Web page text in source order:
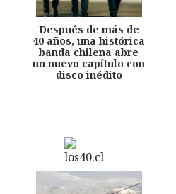
Después de más de
40 años, una histórica
banda chilena abre
un nuevo capítulo con
disco inédito